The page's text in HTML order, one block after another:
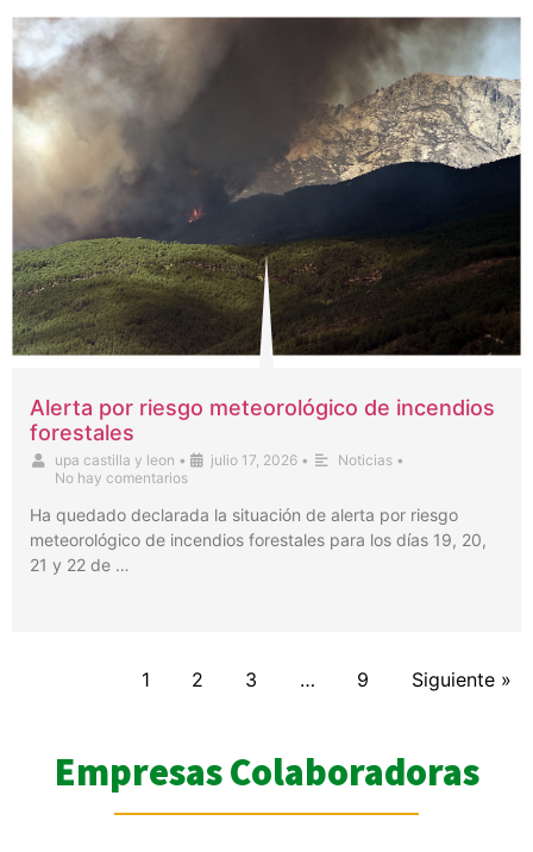
Alerta por riesgo meteorológico de incendios
forestales
upa castilla y leon • julio 17, 2026 • Noticias •
No hay comentarios
Ha quedado declarada la situación de alerta por riesgo
meteorológico de incendios forestales para los días 19, 20,
21 y 22 de …
1 2 3 … 9 Siguiente »
Empresas Colaboradoras